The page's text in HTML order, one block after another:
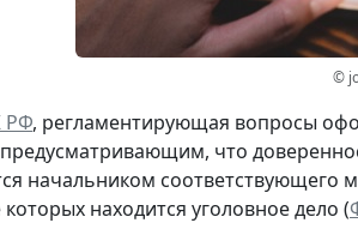
©
РФ, регламентирующая вопросы
что
начальником соответствующего
находится уголовное дело (